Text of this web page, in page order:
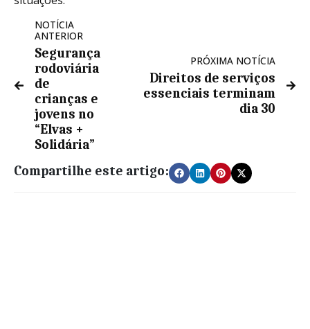
NOTÍCIA
ANTERIOR
Segurança
rodoviária
de
crianças e
jovens no
“Elvas +
Solidária”
PRÓXIMA NOTÍCIA
Direitos de serviços
essenciais terminam
dia 30
Compartilhe este artigo: